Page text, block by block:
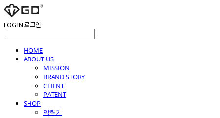
LOG IN로그인
HOME
ABOUT US
MISSION
BRAND STORY
CLIENT
PATENT
SHOP
악력기